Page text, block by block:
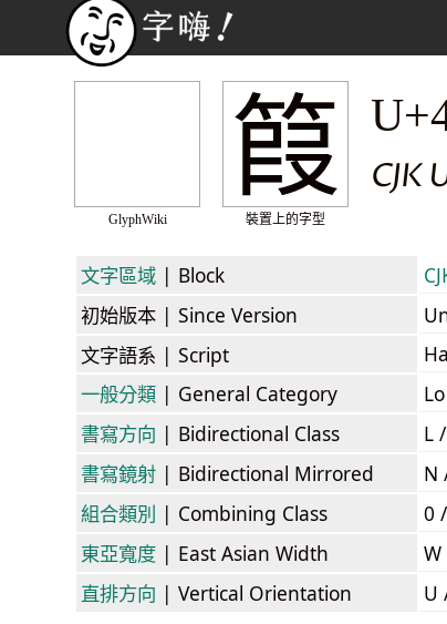
GlyphWiki
䈔
裝置上的字型
CJK
文字區域 | Block
初始版本 | Since Version
文字語系 | Script
一般分類 | General Category
書寫方向 | Bidirectional Class
L
書寫鏡射 | Bidirectional Mirrored
N
組合類別 | Combining Class
0
東亞寬度 | East Asian Width W
直排方向 | Vertical Orientation U